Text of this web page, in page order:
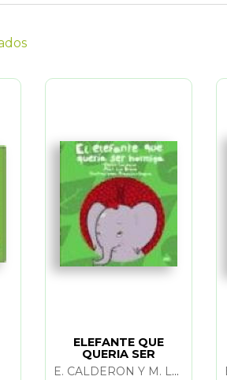
ELEFANTE QUE
QUERIA SER
HORMIGA. EL
E. CALDERON Y M. LUZ BRAVO